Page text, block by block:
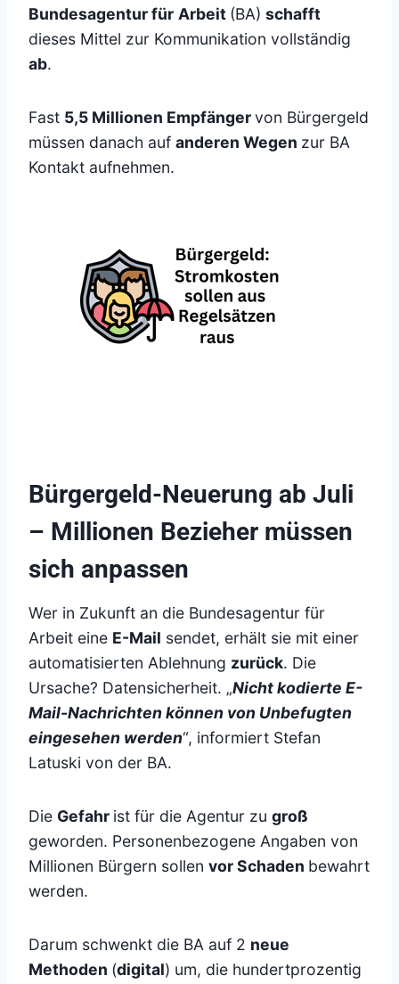
Bundesagentur für Arbeit (BA) schafft
dieses Mittel zur Kommunikation vollständig
ab.
Fast 5,5 Millionen Empfängervon Bürgergeld
müssen danach auf anderen Wegen zur BA
Kontakt aufnehmen.
Bürgergeld-Neuerung ab Juli
– Millionen Bezieher müssen
sich anpassen
Wer in Zukunft an die Bundesagentur für
Arbeit eine E-Mail sendet, erhält sie mit einer
automatisierten Ablehnung zurück. Die
Ursache? Datensicherheit. „Nicht kodierte E-
Mail-Nachrichten können von Unbefugten
eingesehen werden“, informiert Stefan
Latuski von der BA.
Die Gefahr ist für die Agentur zu groß
geworden. Personenbezogene Angaben von
Millionen Bürgern sollen vor Schaden bewahrt
werden.
Darum schwenkt die BA auf 2 neue
Methoden (digital) um, die hundertprozentig